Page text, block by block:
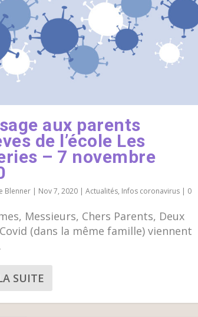
aux parents
de l’école Les
– 7 novembre
Blenner | Nov 7, 2020 |Actualités, Infos coronavirus | 0
Messieurs, Chers Parents, Deux
(dans la même famille) viennent
SUITE